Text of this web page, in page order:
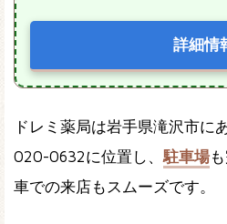
詳細情
ドレミ薬局は岩手県滝沢市に
020-0632に位置し、 駐車場
車での来店もスムーズです。